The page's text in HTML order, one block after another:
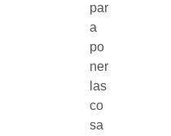
par
a
po
ner
las
co
sa